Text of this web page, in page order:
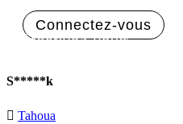
Connectez-vous
Inscrivez-vous
S*****k
Tahoua